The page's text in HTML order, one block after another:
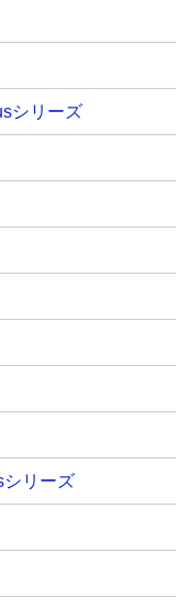
シリーズ
シリーズ